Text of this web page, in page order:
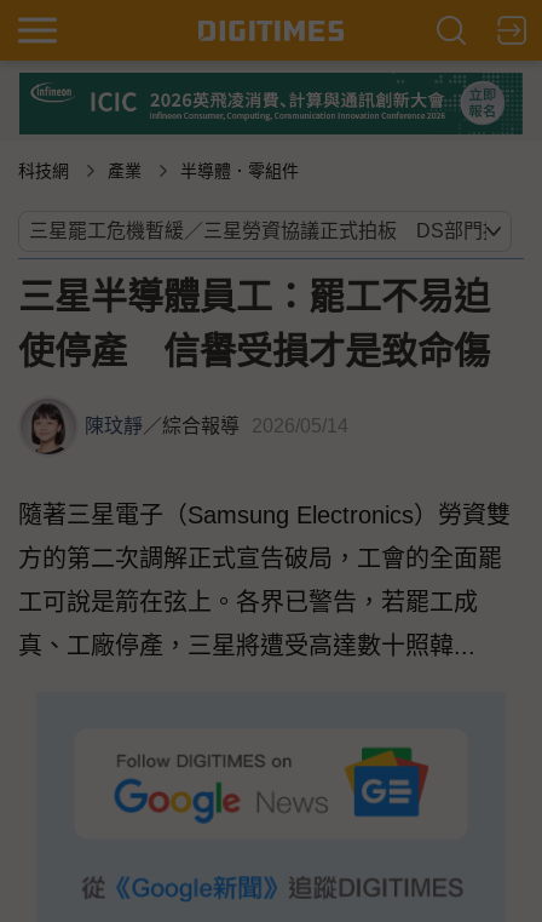
科技網 產業 半導體．零組件
三星半導體員工：罷工不易迫
使停產 信譽受損才是致命傷
陳玟靜／綜合報導 2026/05/14
隨著三星電子（Samsung Electronics）勞資雙
方的第二次調解正式宣告破局，工會的全面罷
工可說是箭在弦上。各界已警告，若罷工成
真、工廠停產，三星將遭受高達數十照韓...